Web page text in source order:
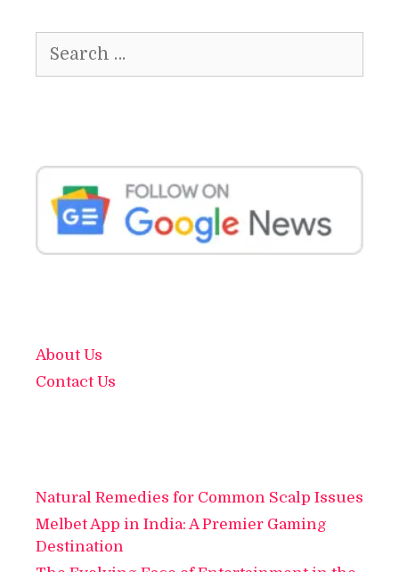
for:
About Us
Contact Us
Natural Remedies for Common Scalp Issues
Melbet App in India: A Premier Gaming
Destination